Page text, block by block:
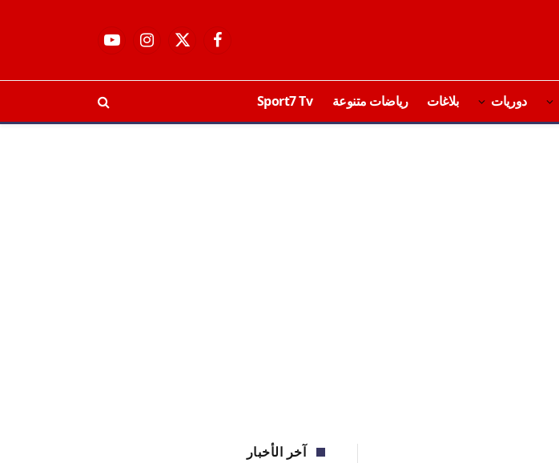
فيسبوكX
الانستغراميوتيوب
دوريات بلاغات رياضات متنوعة Sport7 Tv
آخر الأخبار